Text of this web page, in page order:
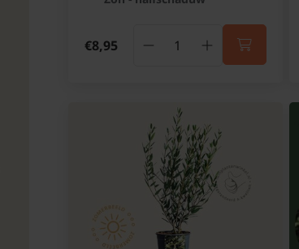
€8,95